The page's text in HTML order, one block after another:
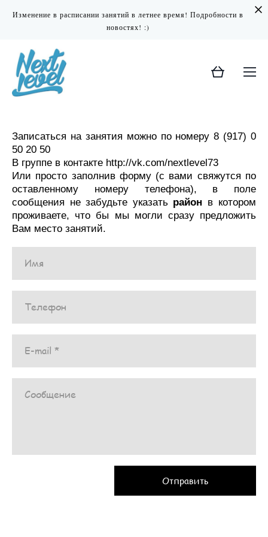
Изменение в расписании занятий в летнее время! Подробности в
новостях! :)
Записаться на занятия можно по номеру 8 (917) 0
50 20 50
В группе в контакте http://vk.com/nextlevel73
Или просто заполнив форму (с вами свяжутся по
оставленному номеру телефона), в поле
сообщения не забудьте указать район в котором
проживаете, что бы мы могли сразу предложить
Вам место занятий.
Имя
Телефон
E-mail *
Сообщение
Отправить